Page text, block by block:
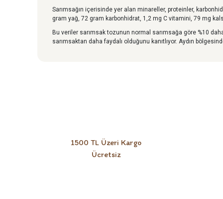
Sarımsağın içerisinde yer alan minareller, proteinler,
gram yağ, 72 gram karbonhidrat, 1,2 mg C vitamini, 79 mg
Bu veriler sarımsak tozunun normal sarımsağa göre %10
sarımsaktan daha faydalı olduğunu kanıtlıyor. Aydın
1500 TL Üzeri Kargo
Ücretsiz